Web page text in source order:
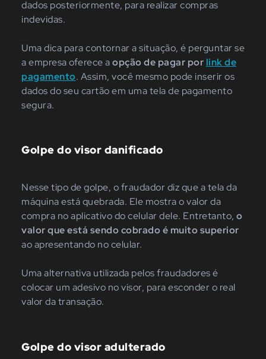
dados posteriormente, para realizar compras
indevidas.
Uma dica para contornar a situação, é perguntar se
a empresa oferece aopção de pagar por link de
pagamento. Assim, você mesmo pode inserir os
dados do seu cartão em uma tela de pagamento
segura.
Golpe do visor danificado
Nesse tipo de golpe, o fraudador diz que a tela da
máquina está quebrada. Ele mostra o valor da
compra no aplicativo do celular dele. Entretanto, o
valor que está sendo cobrado é muito superior
ao apresentando no celular.
Uma alternativa utilizada pelos fraudadores é
colocar um adesivo no visor, para esconder o real
valor da transação.
Golpe do visor adulterado